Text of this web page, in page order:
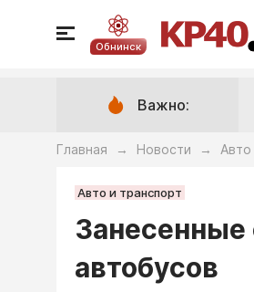
Обнинск
Важно:
Главная → Новости → Авто
Авто и транспорт
Занесенные
автобусов